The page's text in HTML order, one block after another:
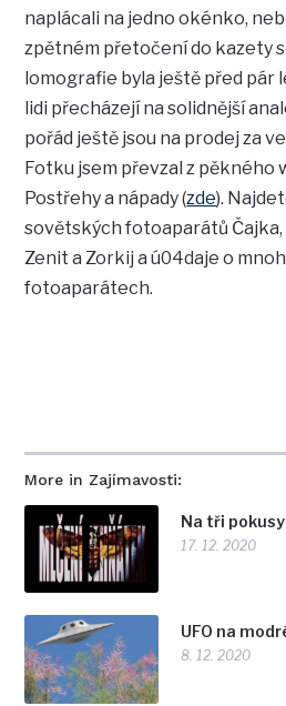
More in Zajímavosti:
Na tři pokusy
17. 12. 2020
UFO na
8. 12. 2020
naplácali na jedno okénko,
zpětném přetočení do kazety
lomografie byla ještě před pár
lidi přecházejí na solidnější
pořád ještě jsou na prodej za
Fotku jsem převzal z pěkného
Postřehy a nápady (zde).
sovětských fotoaparátů Čajka,
Zenit a Zorkij a ú04daje o
fotoaparátech.